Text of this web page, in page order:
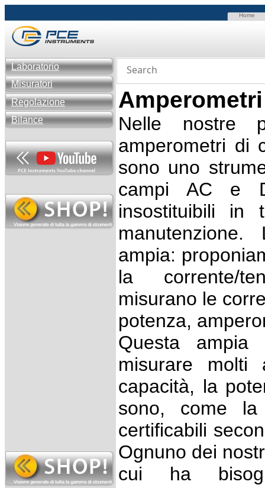
Home
Laboratorio
Misuratori
Regolazione
Bilance
Amperometri
Nelle nostre
amperometri di
sono uno
campi AC e
insostituibili
ampia:
la corrente/
misurano le
potenza,
Questa ampia
misurare molti
capacità, la
sono, come la
certificabili
Ognuno dei
cui ha